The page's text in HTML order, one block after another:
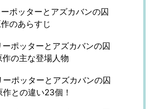
ーポッターとアズカバンの囚
のあらすじ
ーポッターとアズカバンの囚
作の主な登場人物
ーポッターとアズカバンの囚
作との違い23個！